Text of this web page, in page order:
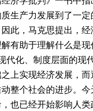
生产力发展到了一定
此，马克思提出，经
有助于理解什么是现
代化、制度层面的现
上实现经济发展，而
整个社会的进步。今
也已经开始影响人类